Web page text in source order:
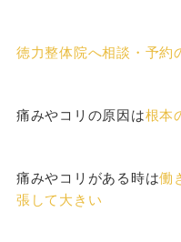
徳力整体院へ相談・予約
痛みやコリの原因は根本
痛みやコリがある時は働
張して大きい